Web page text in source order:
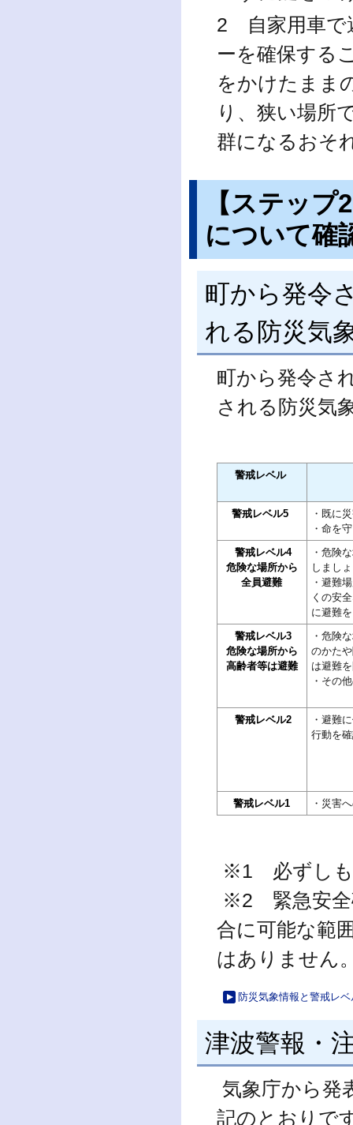
2 自家用車で
ーを確保する
をかけたまま
り、狭い場所
群になるおそ
【ステッ
について確
町から発令
れる防災気
町から発令さ
される防災気
警戒レベル
警戒レベル5
・既に
・命を
警戒レベル4
危険な場所から
全員避難
・危険
しまし
・避難
くの安
に避難
警戒レベル3
危険な場所から
高齢者等は避難
・危険
のかた
は避難
・その
警戒レベル2
・避難
行動を
警戒レベル1 ・災害
※1 必ずしも
※2 緊急安全
合に可能な範
はありません
防災気象情報と警戒レ
津波警報・
気象庁から発
記のとおりで